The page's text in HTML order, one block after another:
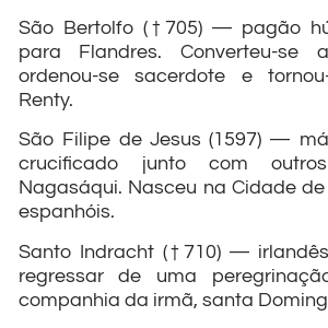
São Bertolfo (†705) — pagão
para Flandres. Converteu-se
ordenou-se sacerdote e
Renty.
São Filipe de Jesus (1597) —
crucificado junto com
Nagasáqui. Nasceu na Cidade
espanhóis.
Santo Indracht (†710) —
regressar de uma
companhia da irmã, santa